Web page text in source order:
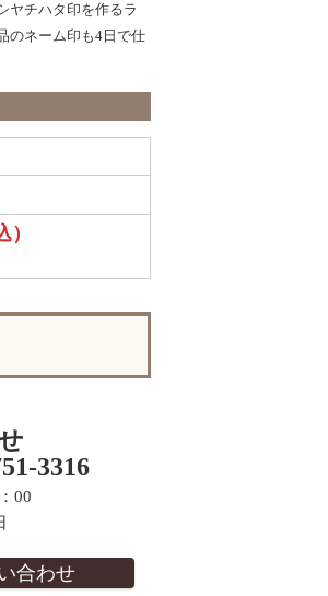
ヤチハタ印を作るラ
のネーム印も4日で仕
3316
00
合わせ